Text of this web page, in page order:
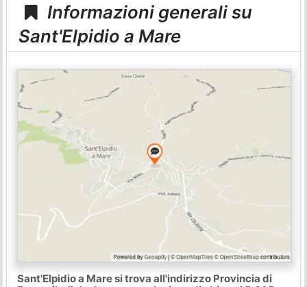
Informazioni generali su
Sant'Elpidio a Mare
Sant'Elpidio a Mare si trova all'indirizzo Provincia di